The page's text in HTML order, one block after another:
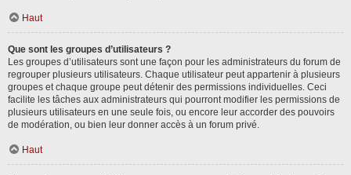
Haut
Que sont les groupes d’utilisateurs ?
Les groupes d’utilisateurs sont une façon pour les administrateurs du forum de
regrouper plusieurs utilisateurs. Chaque utilisateur peut appartenir à plusieurs
groupes et chaque groupe peut détenir des permissions individuelles. Ceci
facilite les tâches aux administrateurs qui pourront modifier les permissions de
plusieurs utilisateurs en une seule fois, ou encore leur accorder des pouvoirs
de modération, ou bien leur donner accès à un forum privé.
Haut